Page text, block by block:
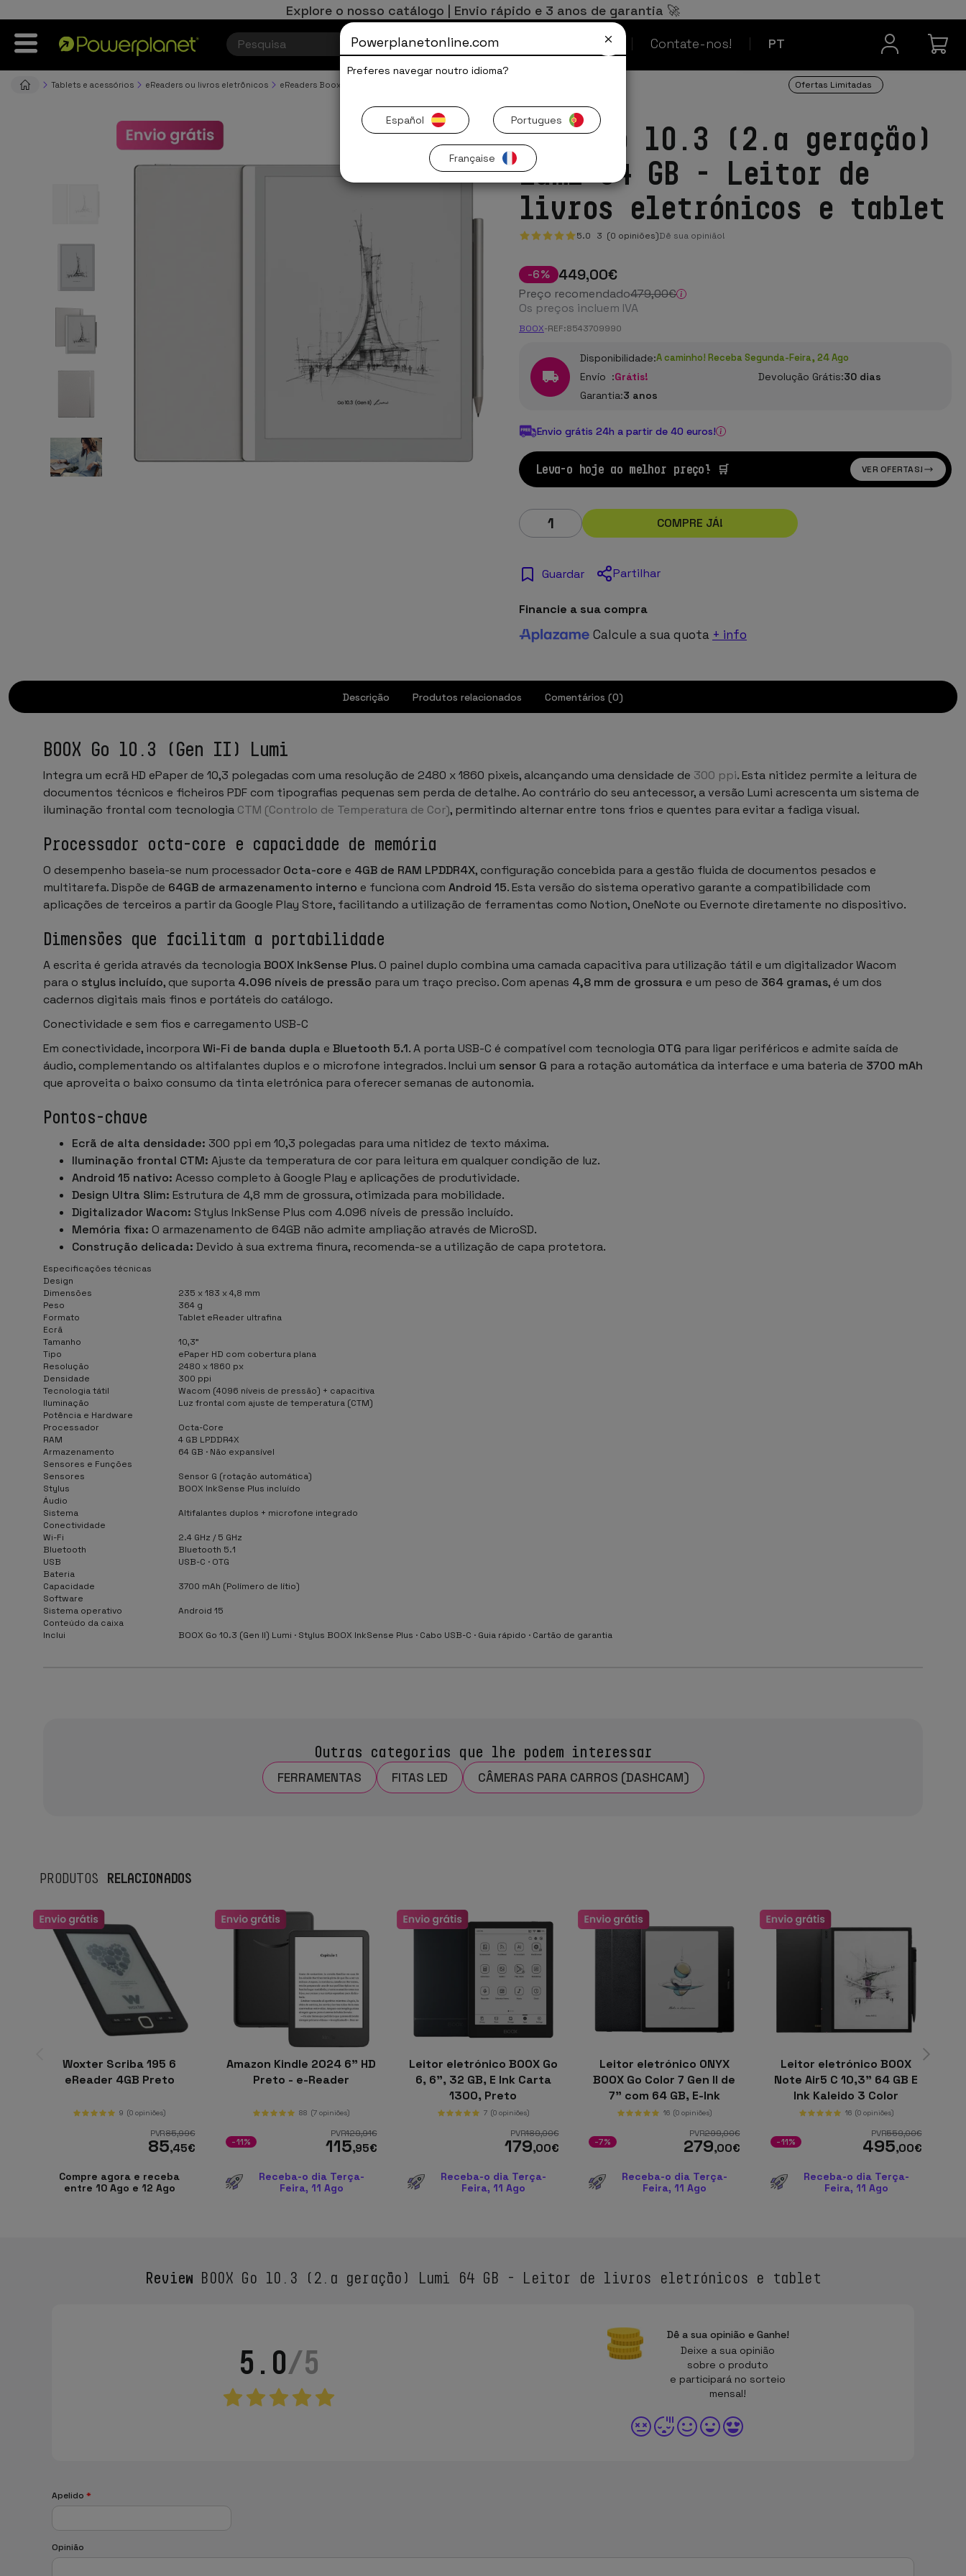
Explore o nosso catálogo | Envio rápido e 3 anos de garantia 🚀
PT
Ofertas Limitadas Contate-nos!
Contacto
Tablets e acessórios eReaders ou livros eletrônicos eReaders Boox Ofertas Limitadas
BOOX Go 10.3 (2.ª geração)
Lumi 64 GB - Leitor de
livros eletrónicos e tablet
5.0 3 (0 opiniões)Dê sua opinião!
-6% 449,00€
Preço recomendado479,00€
Os preços incluem IVA
BOOX-REF:8543709990
Disponibilidade:A caminho! Receba Segunda-Feira, 24 Ago
Envío :Grátis! Devolução Grátis:30 dias
Garantia:3 anos
Envio grátis 24h a partir de 40 euros!
Leva-o hoje ao melhor preço! 🛒 VER OFERTAS!
COMPRE JÁ!
Guardar Partilhar
Financie a sua compra
Calcule a sua quota + info
Descrição Produtos relacionados Comentários (0)
BOOX Go 10.3 (Gen II) Lumi
Integra um ecrã HD ePaper de 10,3 polegadas com uma resolução de 2480 x 1860 pixeis, alcançando uma densidade de 300 ppi. Esta nitidez permite a leitura de
documentos técnicos e ficheiros PDF com tipografias pequenas sem perda de detalhe. Ao contrário do seu antecessor, a versão Lumi acrescenta um sistema de
iluminação frontal com tecnologia CTM (Controlo de Temperatura de Cor), permitindo alternar entre tons frios e quentes para evitar a fadiga visual.
Processador octa-core e capacidade de memória
O desempenho baseia-se num processador Octa-core e 4GB de RAM LPDDR4X, configuração concebida para a gestão fluida de documentos pesados e
multitarefa. Dispõe de 64GB de armazenamento interno e funciona com Android 15. Esta versão do sistema operativo garante a compatibilidade com
aplicações de terceiros a partir da Google Play Store, facilitando a utilização de ferramentas como Notion, OneNote ou Evernote diretamente no dispositivo.
Dimensões que facilitam a portabilidade
A escrita é gerida através da tecnologiaBOOX InkSense Plus. O painel duplo combina uma camada capacitiva para utilização tátil e um digitalizador Wacom
para o stylus incluído, que suporta 4.096 níveis de pressão para um traço preciso. Com apenas 4,8 mm de grossura e um peso de 364 gramas, é um dos
cadernos digitais mais finos e portáteis do catálogo.
Conectividade e sem fios e carregamento USB-C
Em conectividade, incorporaWi-Fi de banda dupla e Bluetooth 5.1. A porta USB-C é compatível com tecnologia OTG para ligar periféricos e admite saída de
áudio, complementando os altifalantes duplos e o microfone integrados. Inclui um sensor G para a rotação automática da interface e uma bateria de 3700 mAh
que aproveita o baixo consumo da tinta eletrónica para oferecer semanas de autonomia.
Pontos-chave
Ecrã de alta densidade: 300 ppi em 10,3 polegadas para uma nitidez de texto máxima.
Iluminação frontal CTM: Ajuste da temperatura de cor para leitura em qualquer condição de luz.
Android 15 nativo: Acesso completo à Google Play e aplicações de produtividade.
Design Ultra Slim: Estrutura de 4,8 mm de grossura, otimizada para mobilidade.
Digitalizador Wacom: Stylus InkSense Plus com 4.096 níveis de pressão incluído.
Memória fixa: O armazenamento de 64GB não admite ampliação através de MicroSD.
Construção delicada: Devido à sua extrema finura, recomenda-se a utilização de capa protetora.
Especificações técnicas
Design
Dimensões
235 x 183 x 4,8 mm
Peso
364 g
Formato
Tablet eReader ultrafina
Ecrã
Tamanho
10,3"
Tipo
ePaper HD com cobertura plana
Resolução
2480 x 1860 px
Densidade
300 ppi
Tecnologia tátil
Wacom (4096 níveis de pressão) + capacitiva
Iluminação
Luz frontal com ajuste de temperatura (CTM)
Potência e Hardware
Processador
Octa-Core
RAM
4 GB LPDDR4X
Armazenamento
64 GB · Não expansível
Sensores e Funções
Sensores
Sensor G (rotação automática)
Stylus
BOOX InkSense Plus incluído
Áudio
Sistema
Altifalantes duplos + microfone integrado
Conectividade
Wi-Fi
2.4 GHz / 5 GHz
Bluetooth
Bluetooth 5.1
USB
USB-C · OTG
Bateria
Capacidade
3700 mAh (Polímero de lítio)
Software
Sistema operativo
Android 15
Conteúdo da caixa
Inclui
BOOX Go 10.3 (Gen II) Lumi · Stylus BOOX InkSense Plus · Cabo USB-C · Guia rápido · Cartão de garantia
Outras categorias que lhe podem interessar
FERRAMENTAS FITAS LED CÂMERAS PARA CARROS (DASHCAM)
PRODUTOS RELACIONADOS
Woxter Scriba 195 6
eReader 4GB Preto
9 (0 opiniões)
PVR85,99€
85,45€
Compre agora e receba
entre 10 Ago e 12 Ago
Amazon Kindle 2024 6” HD
Preto - e-Reader
88 (7 opiniões)
PVR129,91€
115,95€
-11%
Receba-o dia Terça-
Feira, 11 Ago
Leitor eletrónico BOOX Go
6, 6", 32 GB, E Ink Carta
1300, Preto
7 (0 opiniões)
PVR189,00€
179,00€
Receba-o dia Terça-
Feira, 11 Ago
Leitor eletrónico ONYX
BOOX Go Color 7 Gen II de
7" com 64 GB, E-Ink
Kaleido 3
16 (0 opiniões)
PVR299,00€
279,00€
-7%
Receba-o dia Terça-
Feira, 11 Ago
Leitor eletrónico BOOX
Note Air5 C 10,3" 64 GB E
Ink Kaleido 3 Color
16 (0 opiniões)
PVR559,00€
495,00€
-11%
Receba-o dia Terça-
Feira, 11 Ago
Review BOOX Go 10.3 (2.ª geração) Lumi 64 GB - Leitor de livros eletrónicos e tablet
5.0/5
Dê a sua opinião e Ganhe!
Deixe a sua opinião
sobre o produto
e participará no sorteio
mensal!
Apelido *
Opinião
Powerplanetonline.com
Preferes navegar noutro idioma?
Español Portugues
Française